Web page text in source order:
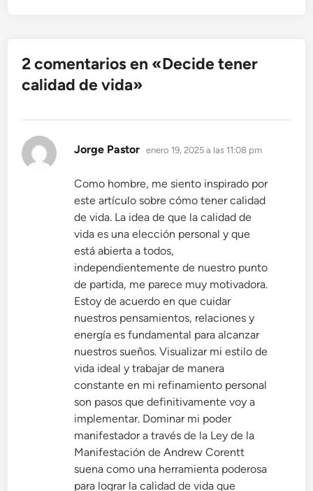
2 comentarios en «Decide tener
calidad de vida»
Jorge Pastor dice:
enero 19, 2025 a las 11:08 pm
Como hombre, me siento inspirado por
este artículo sobre cómo tener calidad
de vida. La idea de que la calidad de
vida es una elección personal y que
está abierta a todos,
independientemente de nuestro punto
de partida, me parece muy motivadora.
Estoy de acuerdo en que cuidar
nuestros pensamientos, relaciones y
energía es fundamental para alcanzar
nuestros sueños. Visualizar mi estilo de
vida ideal y trabajar de manera
constante en mi refinamiento personal
son pasos que definitivamente voy a
implementar. Dominar mi poder
manifestador a través de la Ley de la
Manifestación de Andrew Corentt
suena como una herramienta poderosa
para lograr la calidad de vida que